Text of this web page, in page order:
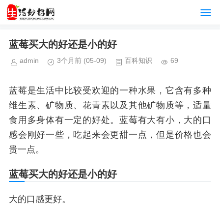
蓝莓买大的好还是小的好
admin 3个月前 (05-09) 百科知识 69
蓝莓是生活中比较受欢迎的一种水果，它含有多种
维生素、矿物质、花青素以及其他矿物质等，适量
食用多身体有一定的好处。蓝莓有大有小，大的口
感会刚好一些，吃起来会更甜一点，但是价格也会
贵一点。
蓝莓买大的好还是小的好
大的口感更好。